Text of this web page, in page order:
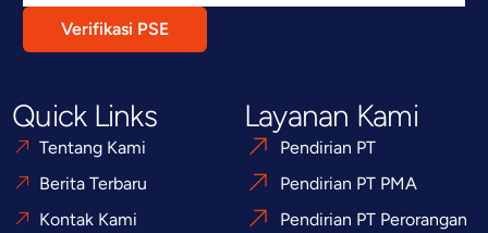
Verifikasi PSE
Quick Links
Tentang Kami
Berita Terbaru
Kontak Kami
Layanan Kami
Pendirian PT
Pendirian PT PMA
Pendirian PT Perorangan